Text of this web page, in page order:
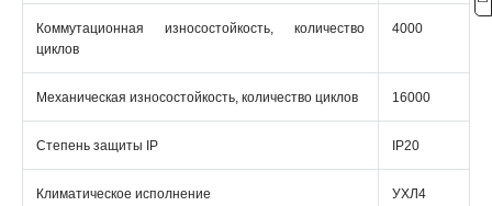
Коммутационная износостойкость, количество
циклов
4000
Механическая износостойкость, количество циклов 16000
Степень защиты IP IP20
Климатическое исполнение УХЛ4